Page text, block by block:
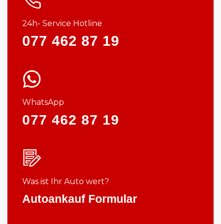
24h- Service Hotline
077 462 87 19
WhatsApp
077 462 87 19
Was ist Ihr Auto wert?
Autoankauf Formular